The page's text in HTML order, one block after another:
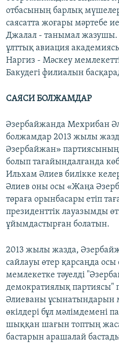
отбасының барлық
саясатта жоғары мәртебе
Джалал - танымал жазушы.
ұлттық авиация
Наргиз - Мәскеу
Бакудегі филиалын
САЯСИ БОЛЖАМДАР
Әзербайжанда Мехрибан
болжамдар 2013 жылы
Әзербайжан»
болып тағайындалғанда
Ильхам Әлиев билікке
Әлиев оны осы «Жаңа
төраға орынбасары етіп
президенттік лауазымды
ұйымдастырған болатын.
2013 жылы жазда,
сайлауы өтер қарсаңда осы
мемлекетке тәуелді
демократиялық партиясы"
Әлиеваны ұсынатындарын
өкілдері бұл мәлімдемені
шыққан шағын топтың
бастарын арашалай